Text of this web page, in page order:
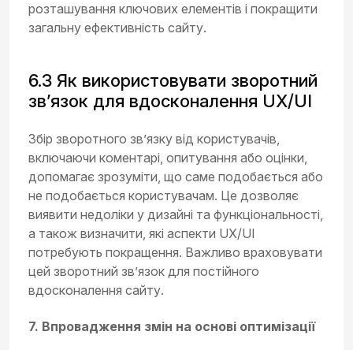
розташування ключових елементів і покращити
загальну ефективність сайту.
6.3 Як використовувати зворотний
зв’язок для вдосконалення UX/UI
Збір зворотного зв’язку від користувачів,
включаючи коментарі, опитування або оцінки,
допомагає зрозуміти, що саме подобається або
не подобається користувачам. Це дозволяє
виявити недоліки у дизайні та функціональності,
а також визначити, які аспекти UX/UI
потребують покращення. Важливо враховувати
цей зворотний зв’язок для постійного
вдосконалення сайту.
7. Впровадження змін на основі оптимізації